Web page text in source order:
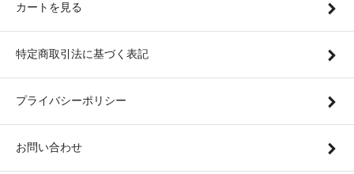
カートを見る
特定商取引法に基づく表記
プライバシーポリシー
お問い合わせ